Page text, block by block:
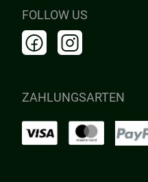
FOLLOW US
ZAHLUNGSARTEN